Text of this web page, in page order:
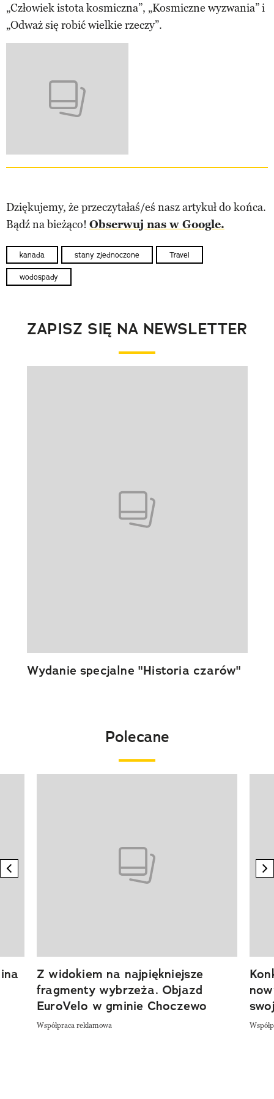
„Człowiek istota kosmiczna”, „Kosmiczne wyzwania” i
„Odważ się robić wielkie rzeczy”.
Dziękujemy, że przeczytałaś/eś nasz artykuł do końca.
Bądź na bieżąco! Obserwuj nas w Google.
kanada stany zjednoczone Travel
wodospady
ZAPISZ SIĘ NA NEWSLETTER
Wydanie specjalne "Historia czarów"
Polecane
previous element
Z widokiem na najpiękniejsze
fragmenty wybrzeża. Objazd
EuroVelo w gminie Choczewo
Współpraca reklamowa